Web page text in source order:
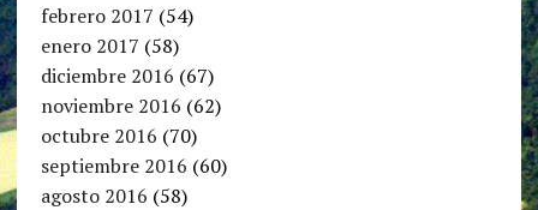
febrero 2017 (54)
enero 2017 (58)
diciembre 2016 (67)
noviembre 2016 (62)
octubre 2016 (70)
septiembre 2016 (60)
agosto 2016 (58)